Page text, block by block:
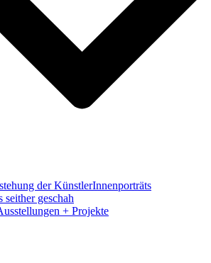
der KünstlerInnenporträts
seither geschah
+ Projekte